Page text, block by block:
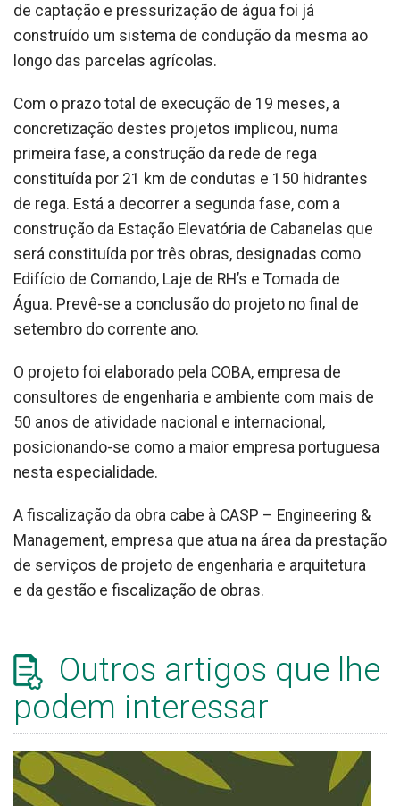
de captação e pressurização de água foi já
construído um sistema de condução da mesma ao
longo das parcelas agrícolas.
Com o prazo total de execução de 19 meses, a
concretização destes projetos implicou, numa
primeira fase, a construção da rede de rega
constituída por 21 km de condutas e 150 hidrantes
de rega. Está a decorrer a segunda fase, com a
construção da Estação Elevatória de Cabanelas que
será constituída por três obras, designadas como
Edifício de Comando, Laje de RH’s e Tomada de
Água. Prevê-se a conclusão do projeto no final de
setembro do corrente ano.
O projeto foi elaborado pela COBA, empresa de
consultores de engenharia e ambiente com mais de
50 anos de atividade nacional e internacional,
posicionando-se como a maior empresa portuguesa
nesta especialidade.
A fiscalização da obra cabe à CASP – Engineering &
Management, empresa que atua na área da prestação
de serviços de projeto de engenharia e arquitetura
e da gestão e fiscalização de obras.
Outros artigos que lhe
podem interessar